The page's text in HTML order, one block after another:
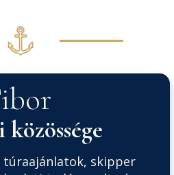
közössége
túraajánlatok, skipper